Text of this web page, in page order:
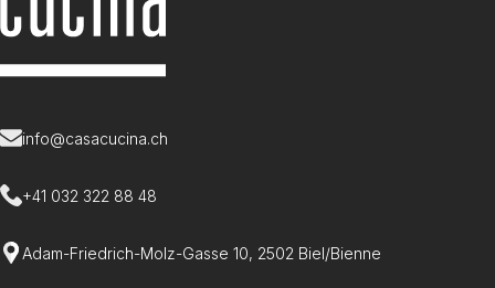
info@casacucina.ch
+41 032 322 88 48
Adam-Friedrich-Molz-Gasse 10, 2502 Biel/Bienne